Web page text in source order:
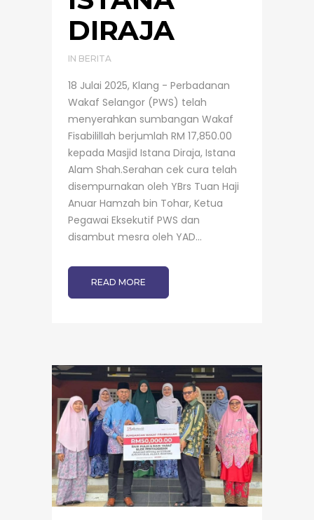
DIRAJA
IN BERITA
18 Julai 2025, Klang - Perbadanan
Wakaf Selangor (PWS) telah
menyerahkan sumbangan Wakaf
Fisabilillah berjumlah RM 17,850.00
kepada Masjid Istana Diraja, Istana
Alam Shah.Serahan cek cura telah
disempurnakan oleh YBrs Tuan Haji
Anuar Hamzah bin Tohar, Ketua
Pegawai Eksekutif PWS dan
disambut mesra oleh YAD...
READ MORE